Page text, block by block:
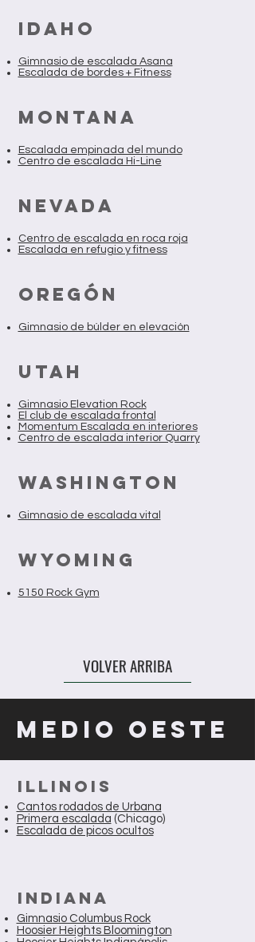
IDAHO
Gimnasio de escalada Asana
Escalada de bordes + Fitness
MONTANA
Escalada empinada del mundo
Centro de escalada Hi-Line
NEVADA
Centro de escalada en roca roja
Escalada en refugio y fitness
OREGÓN
Gimnasio de búlder en elevación
UTAH
Gimnasio Elevation Rock
El club de escalada frontal
Momentum Escalada en interiores
Centro de escalada interior Quarry
WASHINGTON
Gimnasio de escalada vital
WYOMING
5150 Rock Gym
VOLVER ARRIBA
MEDIO OESTE
ILLINOIS
Cantos rodados de Urbana
Primera escalada (Chicago)
Escalada de picos ocultos
INDIANA
Gimnasio Columbus Rock
Hoosier Heights Bloomington